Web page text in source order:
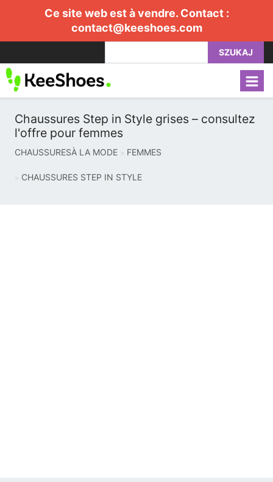
Ce site web est à vendre. Contact :
contact@keeshoes.com
SZUKAJ
Chaussures Step in Style grises – consultez
l'offre pour femmes
CHAUSSURESÀ LA MODE FEMMES
CHAUSSURES STEP IN STYLE